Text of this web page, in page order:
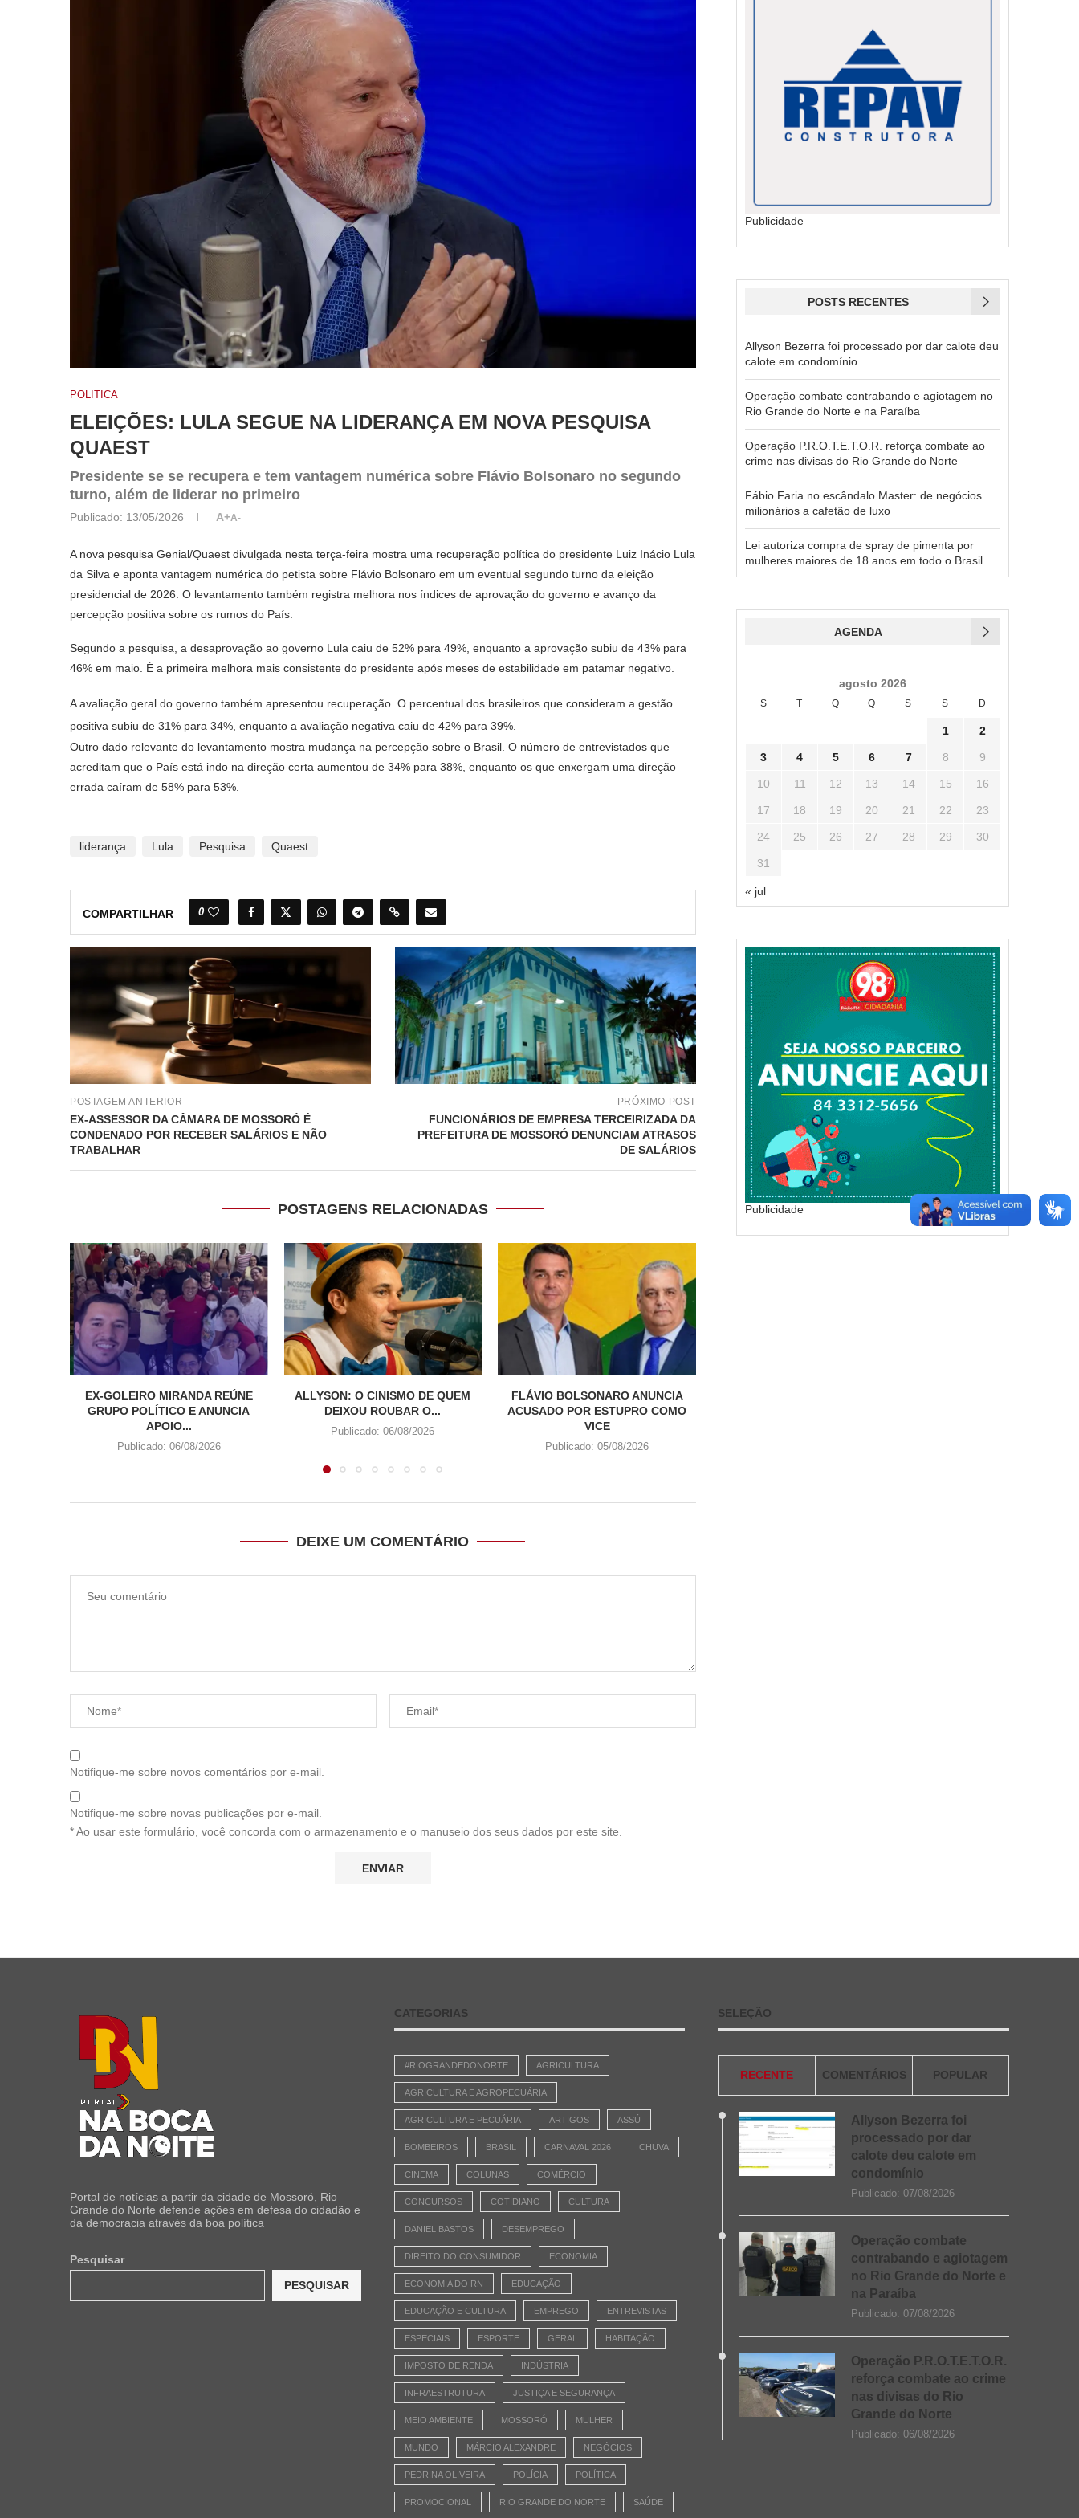
POLÍTICA
ELEIÇÕES: LULA SEGUE NA LIDERANÇA EM NOVA PESQUISA
QUAEST
Presidente se se recupera e tem vantagem numérica sobre Flávio Bolsonaro no segundo
turno, além de liderar no primeiro
Publicado: 13/05/2026 A+A-
A nova pesquisa Genial/Quaest divulgada nesta terça-feira mostra uma recuperação política do presidente Luiz Inácio Lula
da Silva e aponta vantagem numérica do petista sobre Flávio Bolsonaro em um eventual segundo turno da eleição
presidencial de 2026. O levantamento também registra melhora nos índices de aprovação do governo e avanço da
percepção positiva sobre os rumos do País.
Segundo a pesquisa, a desaprovação ao governo Lula caiu de 52% para 49%, enquanto a aprovação subiu de 43% para
46% em maio. É a primeira melhora mais consistente do presidente após meses de estabilidade em patamar negativo.
A avaliação geral do governo também apresentou recuperação. O percentual dos brasileiros que consideram a gestão
positiva subiu de 31% para 34%, enquanto a avaliação negativa caiu de 42% para 39%.
Outro dado relevante do levantamento mostra mudança na percepção sobre o Brasil. O número de entrevistados que
acreditam que o País está indo na direção certa aumentou de 34% para 38%, enquanto os que enxergam uma direção
errada caíram de 58% para 53%.
liderança Lula Pesquisa Quaest
COMPARTILHAR 0
POSTAGEM ANTERIOR
EX-ASSESSOR DA CÂMARA DE MOSSORÓ É
CONDENADO POR RECEBER SALÁRIOS E NÃO
TRABALHAR
PRÓXIMO POST
FUNCIONÁRIOS DE EMPRESA TERCEIRIZADA DA
PREFEITURA DE MOSSORÓ DENUNCIAM ATRASOS
DE SALÁRIOS
POSTAGENS RELACIONADAS
EX-GOLEIRO MIRANDA REÚNE
GRUPO POLÍTICO E ANUNCIA
APOIO...
Publicado: 06/08/2026
ALLYSON: O CINISMO DE QUEM
DEIXOU ROUBAR O...
Publicado: 06/08/2026
FLÁVIO BOLSONARO ANUNCIA
ACUSADO POR ESTUPRO COMO
VICE
Publicado: 05/08/2026
DEIXE UM COMENTÁRIO
Notifique-me sobre novos comentários por e-mail.
Notifique-me sobre novas publicações por e-mail.
* Ao usar este formulário, você concorda com o armazenamento e o manuseio dos seus dados por este site.
Publicidade
POSTS RECENTES
Allyson Bezerra foi processado por dar calote deu
calote em condomínio
Operação combate contrabando e agiotagem no
Rio Grande do Norte e na Paraíba
Operação P.R.O.T.E.T.O.R. reforça combate ao
crime nas divisas do Rio Grande do Norte
Fábio Faria no escândalo Master: de negócios
milionários a cafetão de luxo
Lei autoriza compra de spray de pimenta por
mulheres maiores de 18 anos em todo o Brasil
AGENDA
agosto 2026
S T Q Q S S D
1 2
3 4 5 6 7 8 9
10 11 12 13 14 15 16
17 18 19 20 21 22 23
24 25 26 27 28 29 30
31
« jul
Publicidade
Portal de notícias a partir da cidade de Mossoró, Rio
Grande do Norte defende ações em defesa do cidadão e
da democracia através da boa política
Pesquisar
PESQUISAR
CATEGORIAS
#RIOGRANDEDONORTE AGRICULTURA
AGRICULTURA E AGROPECUÁRIA
AGRICULTURA E PECUÁRIA ARTIGOS ASSÚ
BOMBEIROS BRASIL CARNAVAL 2026 CHUVA
CINEMA COLUNAS COMÉRCIO
CONCURSOS COTIDIANO CULTURA
DANIEL BASTOS DESEMPREGO
DIREITO DO CONSUMIDOR ECONOMIA
ECONOMIA DO RN EDUCAÇÃO
EDUCAÇÃO E CULTURA EMPREGO ENTREVISTAS
ESPECIAIS ESPORTE GERAL HABITAÇÃO
IMPOSTO DE RENDA INDÚSTRIA
INFRAESTRUTURA JUSTIÇA E SEGURANÇA
MEIO AMBIENTE MOSSORÓ MULHER
MUNDO MÁRCIO ALEXANDRE NEGÓCIOS
PEDRINA OLIVEIRA POLÍCIA POLÍTICA
PROMOCIONAL RIO GRANDE DO NORTE SAÚDE
SELEÇÃO
RECENTE COMENTÁRIOS POPULAR
Allyson Bezerra foi
processado por dar
calote deu calote em
condomínio
Publicado: 07/08/2026
Operação combate
contrabando e agiotagem
no Rio Grande do Norte e
na Paraíba
Publicado: 07/08/2026
Operação P.R.O.T.E.T.O.R.
reforça combate ao crime
nas divisas do Rio
Grande do Norte
Publicado: 06/08/2026